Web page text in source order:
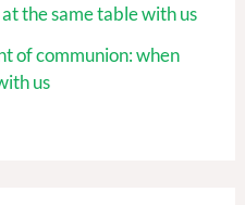
the same table with us
of communion: when
us